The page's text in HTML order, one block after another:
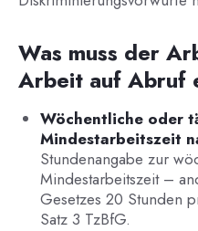
Was muss der
Arbeit auf Abruf
Wöchentliche oder
Mindestarbeitszeit
Stundenangabe zur
Mindestarbeitszeit –
Gesetzes 20 Stunden
Satz 3 TzBfG.